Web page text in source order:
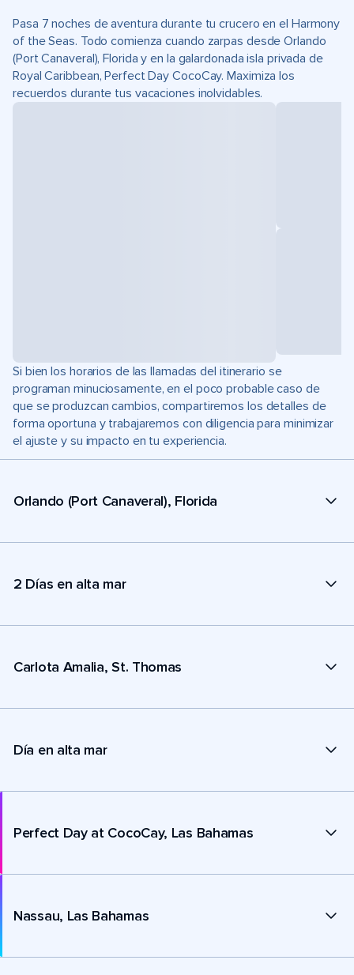
Pasa 7 noches de aventura durante tu crucero en el Harmony
of the Seas. Todo comienza cuando zarpas desde Orlando
(Port Canaveral), Florida y en la galardonada isla privada de
Royal Caribbean, Perfect Day CocoCay. Maximiza los
recuerdos durante tus vacaciones inolvidables.
Si bien los horarios de las llamadas del itinerario se
programan minuciosamente, en el poco probable caso de
que se produzcan cambios, compartiremos los detalles de
forma oportuna y trabajaremos con diligencia para minimizar
el ajuste y su impacto en tu experiencia.
Orlando (Port Canaveral), Florida
2 Días en alta mar
Carlota Amalia, St. Thomas
Día en alta mar
Perfect Day at CocoCay, Las Bahamas
Nassau, Las Bahamas